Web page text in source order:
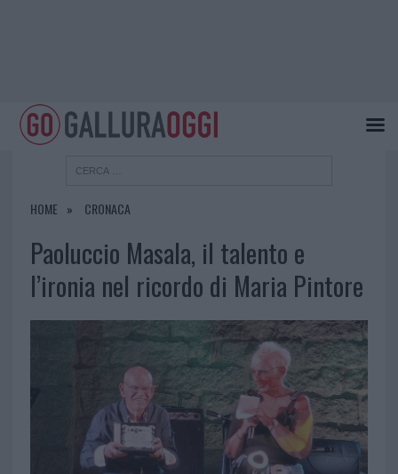
HOME CRONACA
Paoluccio Masala, il talento e
l’ironia nel ricordo di Maria Pintore